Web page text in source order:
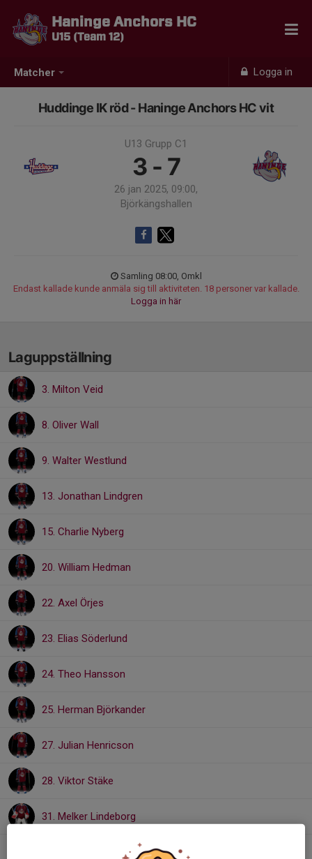
Matcher Logga in
Haninge Anchors HC
U15 (Team 12)
Huddinge IK röd - Haninge Anchors HC vit
U13 Grupp C1
3 - 7
26 jan 2025, 09:00,
Björkängshallen
Samling 08:00, Omkl
Endast kallade kunde anmäla sig till aktiviteten. 18 personer var kallade.
Logga in här
Laguppställning
3. Milton Veid
8. Oliver Wall
9. Walter Westlund
13. Jonathan Lindgren
15. Charlie Nyberg
20. William Hedman
22. Axel Örjes
23. Elias Söderlund
24. Theo Hansson
25. Herman Björkander
27. Julian Henricson
28. Viktor Stäke
31. Melker Lindeborg
35. Ludvig Sangré Brattberg